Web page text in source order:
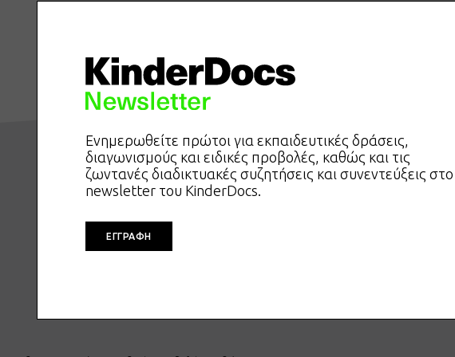
Ενημερωθείτε πρώτοι για εκπαιδευτικές δράσεις,
διαγωνισμούς και ειδικές προβολές, καθώς και τις
ζωντανές διαδικτυακές συζητήσεις και συνεντεύξεις στο
newsletter του KinderDocs.
ΕΓΓΡΑΦΗ